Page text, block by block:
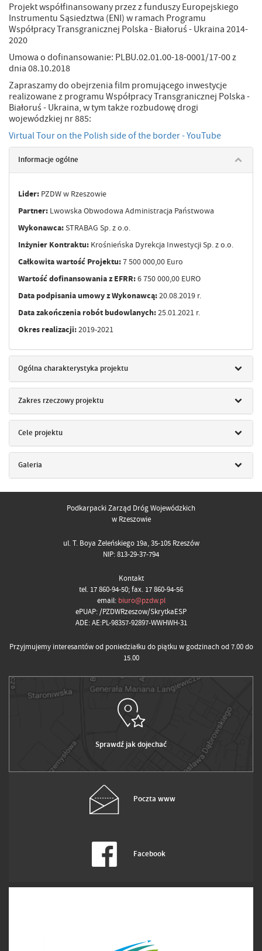
Projekt współfinansowany przez z funduszy Europejskiego
Instrumentu Sąsiedztwa (ENI) w ramach Programu
Współpracy Transgranicznej Polska - Białoruś - Ukraina 2014-
2020
Umowa o dofinansowanie: PLBU.02.01.00-18-0001/17-00 z
dnia 08.10.2018
Zapraszamy do obejrzenia film promującego inwestycje
realizowane z programu Współpracy Transgranicznej Polska -
Białoruś - Ukraina, w tym także rozbudowę drogi
wojewódzkiej nr 885:
Virtual Tour on the Polish side of the border - YouTube
Informacje ogólne
Lider: PZDW w Rzeszowie
Partner: Lwowska Obwodowa Administracja Państwowa
Wykonawca:STRABAG Sp. z o.o.
Inżynier Kontraktu: Krośnieńska Dyrekcja Inwestycji Sp. z o.o.
Całkowita wartość Projektu:7 500 000,00 Euro
Wartość dofinansowania z EFRR:6 750 000,00 EURO
Data podpisania umowy z Wykonawcą:20.08.2019 r.
Data zakończenia robót budowlanych:25.01.2021 r.
Okres realizacji:2019-2021
Ogólna charakterystyka projektu
Zakres rzeczowy projektu
Cele projektu
Galeria
Podkarpacki Zarząd Dróg Wojewódzkich
w Rzeszowie
ul. T. Boya Żeleńskiego 19a, 35-105 Rzeszów
NIP: 813-29-37-794
Kontakt
tel. 17 860-94-50; fax. 17 860-94-56
email: biuro@pzdw.pl
ePUAP: /PZDWRzeszow/SkrytkaESP
ADE: AE:PL-98357-92897-WWHWH-31
Przyjmujemy interesantów od poniedziałku do piątku w godzinach od 7.00 do
15.00
Sprawdź jak dojechać
Poczta www
Facebook